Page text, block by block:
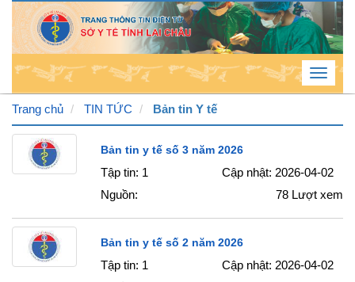
Thứ
5 , 6
: 50
49
Toggle
Trang chủ
TIN TỨC Bản tin Y tế
Bản tin y tế số 3 năm 2026
Tập tin: 1
Cập nhật: 2026-04-02
Nguồn:
78 Lượt xem
Bản tin y tế số 2 năm 2026
Tập tin: 1
Cập nhật: 2026-04-02